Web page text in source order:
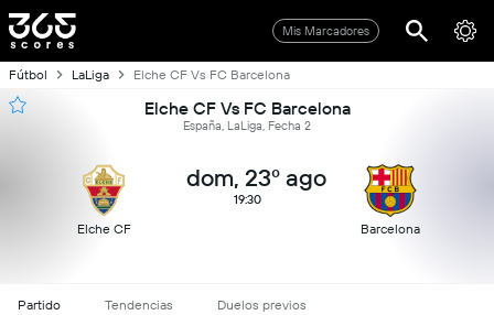
Mis Marcadores
Fútbol LaLiga Elche CF Vs FC Barcelona
Elche CF Vs FC Barcelona
España, LaLiga, Fecha 2
Elche CF
dom, 23º ago
19:30
Barcelona
Partido Tendencias Duelos previos